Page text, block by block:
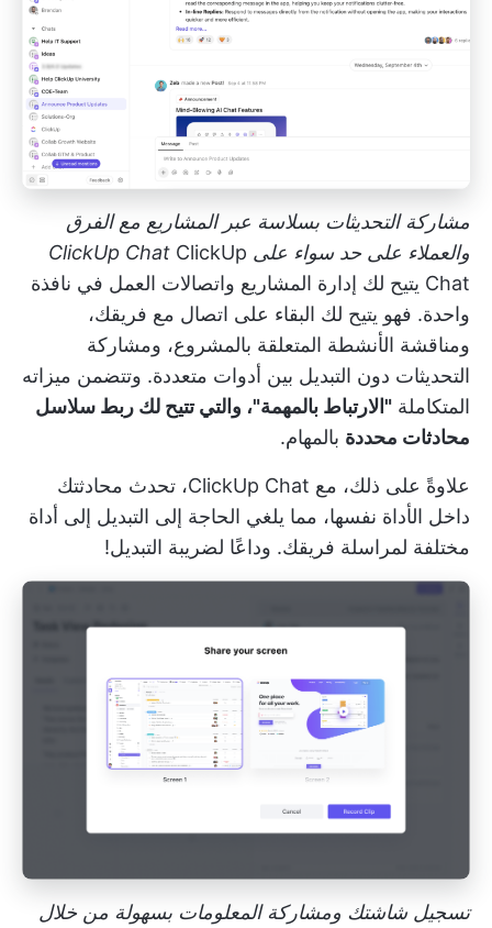
مشاركة التحديثات بسلاسة عبر المشاريع مع الفرق
والعملاء على حد سواء على ClickUp Chat ClickUp
Chat يتيح لك إدارة المشاريع واتصالات العمل في نافذة
واحدة. فهو يتيح لك البقاء على اتصال مع فريقك،
ومناقشة الأنشطة المتعلقة بالمشروع، ومشاركة
التحديثات دون التبديل بين أدوات متعددة. وتتضمن ميزاته
المتكاملة "الارتباط بالمهمة"، والتي تتيح لك ربط سلاسل
محادثات محددة بالمهام.
علاوةً على ذلك، مع ClickUp Chat، تحدث محادثتك
داخل الأداة نفسها، مما يلغي الحاجة إلى التبديل إلى أداة
مختلفة لمراسلة فريقك. وداعًا لضريبة التبديل!
تسجيل شاشتك ومشاركة المعلومات بسهولة من خلال